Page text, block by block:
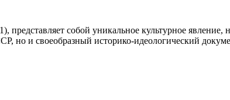
представляет собой уникальное культурное
но и своеобразный историко-идеологический